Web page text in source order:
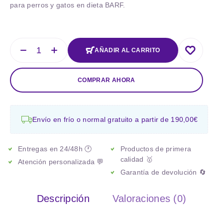
para perros y gatos en dieta BARF.
AÑADIR AL CARRITO
COMPRAR AHORA
Envío en frío o normal gratuito a partir de 190,00€
Entregas en 24/48h 🕐
Atención personalizada 💬
Productos de primera
calidad 🥇
Garantía de devolución 🔄
Descripción Valoraciones (0)